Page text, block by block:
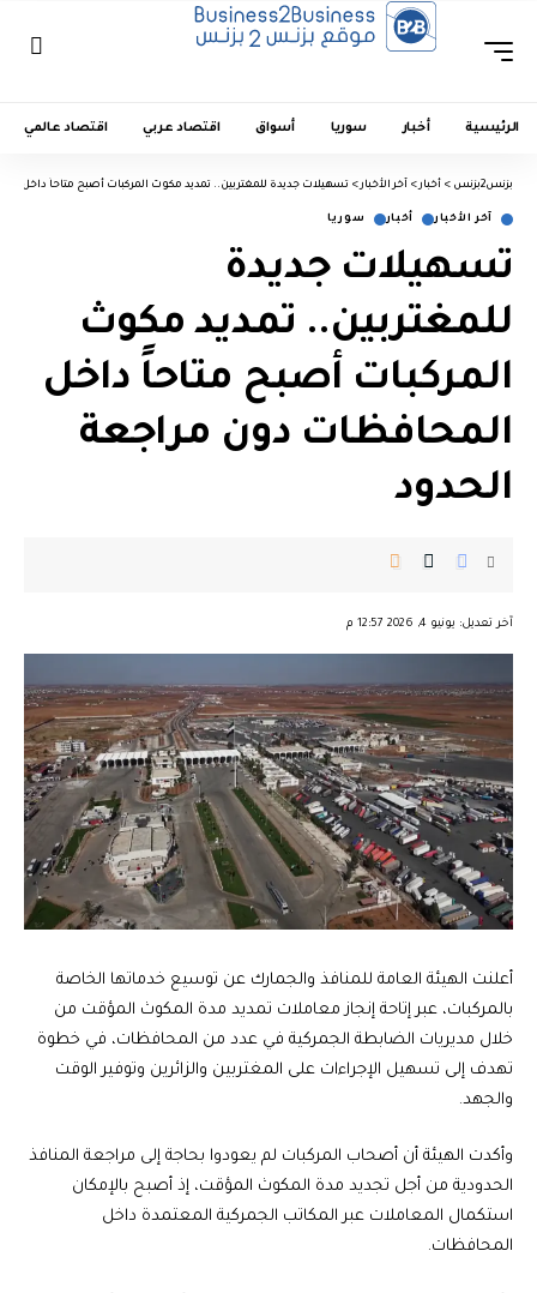
الرئيسية أخبار سوريا أسواق اقتصاد عربي اقتصاد عالمي
بزنس2بزنس > أخبار > آخر الأخبار > تسهيلات جديدة للمغتربين.. تمديد مكوث المركبات أصبح متاحاً داخل
آخر الأخبار أخبار سوريا
تسهيلات جديدة
للمغتربين.. تمديد مكوث
المركبات أصبح متاحاً داخل
المحافظات دون مراجعة
الحدود
آخر تعديل: يونيو 4, 2026 12:57 م
أعلنت الهيئة العامة للمنافذ والجمارك عن توسيع خدماتها الخاصة
بالمركبات، عبر إتاحة إنجاز معاملات تمديد مدة المكوث المؤقت من
خلال مديريات الضابطة الجمركية في عدد من المحافظات، في خطوة
تهدف إلى تسهيل الإجراءات على المغتربين والزائرين وتوفير الوقت
والجهد.
وأكدت الهيئة أن أصحاب المركبات لم يعودوا بحاجة إلى مراجعة المنافذ
الحدودية من أجل تجديد مدة المكوث المؤقت، إذ أصبح بالإمكان
استكمال المعاملات عبر المكاتب الجمركية المعتمدة داخل
المحافظات.